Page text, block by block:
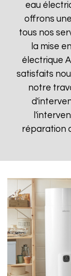
eau
offrons
tous nos
la mise
électrique
satisfaits
notre
réparation